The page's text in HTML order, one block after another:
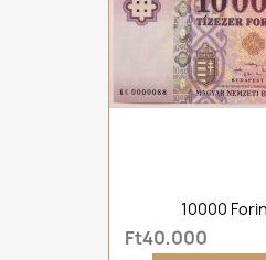
10000
Ft40,000